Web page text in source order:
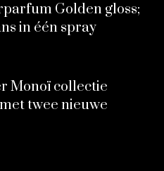
Golden gloss;
in één spray
Monoï collectie
twee nieuwe